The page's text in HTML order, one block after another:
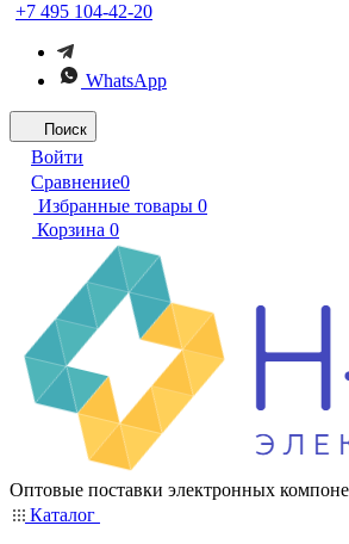
+7 495 104-42-20
WhatsApp
Поиск
Войти
Сравнение0
Избранные товары 0
Корзина 0
Оптовые поставки электронных
Каталог